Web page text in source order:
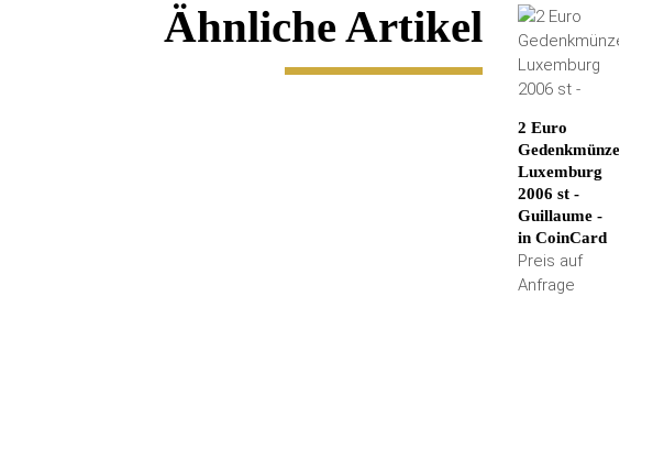
Ähnliche Artikel
2 Euro
Gedenkmünze
Luxemburg
2006 st -
Guillaume -
in CoinCard
Preis auf
Anfrage